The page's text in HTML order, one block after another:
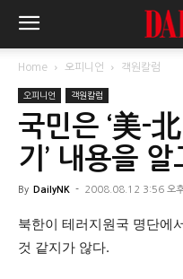
Home 오피니언 객원칼럼
오피니언 객원칼럼
국민은 ‘美-
기’ 내용을
By DailyNK - 2008.08.12 3:56 오
북한이 테러지원국 명단에
것 같지가 않다.